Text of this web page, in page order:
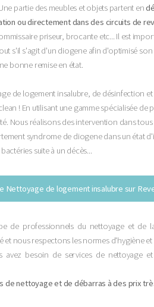
partie des meubles et objets partent en
ou directement dans des circuits de
priseur, brocante etc... Il est
s'il s'agit d'un diogene afin d'optimisé
bonne remise en état.
de logement insalubre, de désinfection
! En utilisant une gamme spécialisée de
Nous réalisons des intervention dans
syndrome de diogene dans un état
suite à un décès...
Nettoyage de logement insalubre sur
de professionnels du nettoyage et de
et nous respectons les normes d'hygiène et
avez besoin de services de nettoyage
de nettoyage et de débarras à des prix